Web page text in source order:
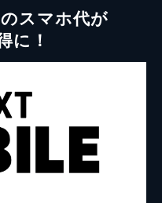
スマホ代が
に！